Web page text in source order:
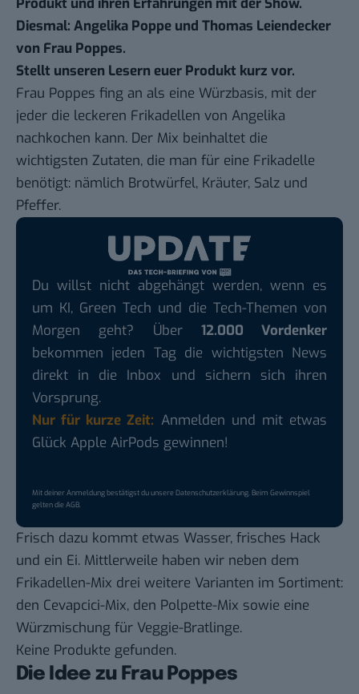
Produkt und ihren Erfahrungen mit der Show.
Diesmal: Angelika Poppe und Thomas Leiendecker
von Frau Poppes.
Stellt unseren Lesern euer Produkt kurz vor.
Frau Poppes fing an als eine Würzbasis, mit der
jeder die leckeren Frikadellen von Angelika
nachkochen kann. Der Mix beinhaltet die
wichtigsten Zutaten, die man für eine Frikadelle
benötigt: nämlich Brotwürfel, Kräuter, Salz und
Pfeffer.
Du willst nicht abgehängt werden, wenn es
um KI, Green Tech und die Tech-Themen von
Morgen geht? Über 12.000 Vordenker
bekommen jeden Tag die wichtigsten News
direkt in die Inbox und sichern sich ihren
Vorsprung.
Nur für kurze Zeit: Anmelden und mit etwas
Glück Apple AirPods gewinnen!
Mit deiner Anmeldung bestätigst du unsereDatenschutzerklärung. Beim Gewinnspiel
gelten dieAGB.
Frisch dazu kommt etwas Wasser, frisches Hack
und ein Ei. Mittlerweile haben wir neben dem
Frikadellen-Mix drei weitere Varianten im Sortiment:
den Cevapcici-Mix, den Polpette-Mix sowie eine
Würzmischung für Veggie-Bratlinge.
Keine Produkte gefunden.
Die Idee zu Frau Poppes